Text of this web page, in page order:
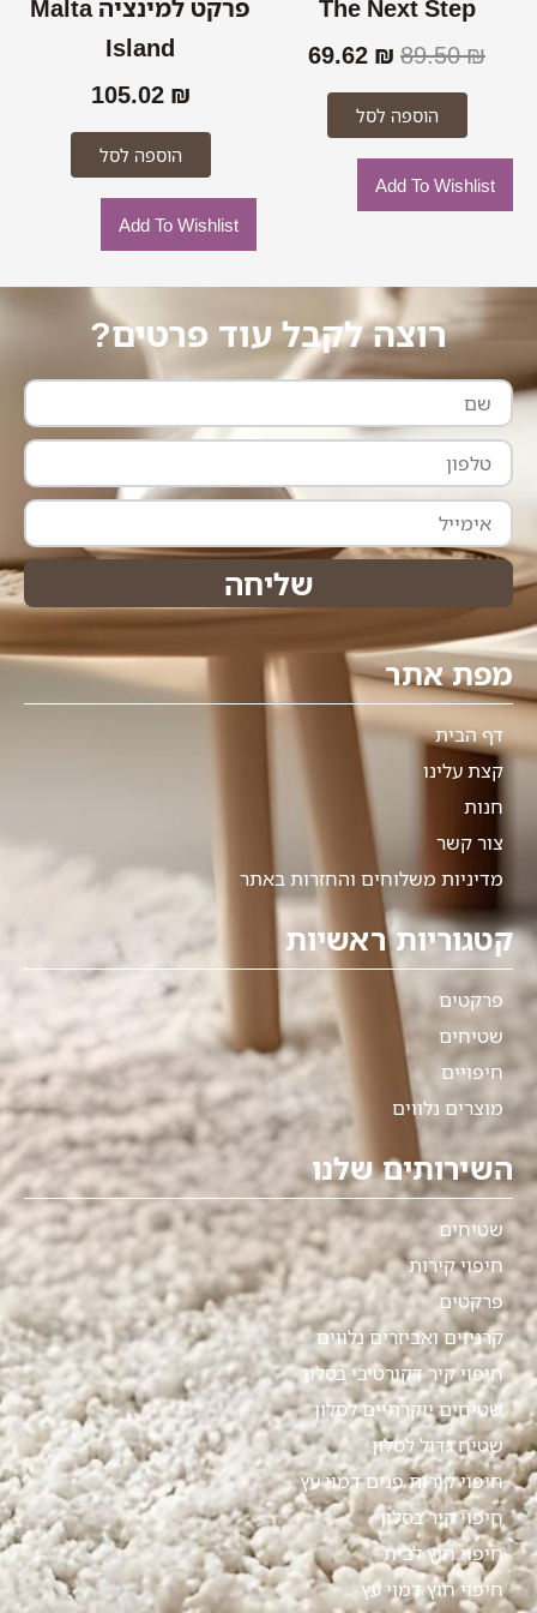
The Next Step
89.50₪
69.62 ₪
הוספה לסל
Add To Wishlist
פרקט למינציה Malta
Island
105.02 ₪
הוספה לסל
Add To Wishlist
רוצה לקבל עוד פרטים?
שם
טלפון
אימייל
שליחה
מפת אתר
דף הבית
קצת עלינו
חנות
צור קשר
מדיניות משלוחים והחזרות באתר
קטגוריות ראשיות
פרקטים
שטיחים
חיפויים
מוצרים נלווים
השירותים שלנו
שטיחים
חיפוי קירות
פרקטים
קרניזים ואביזרים נלווים
חיפוי קיר דקורטיבי בסלון
שטיחים יוקרתיים לסלון
שטיח גדול לסלון
חיפוי קירות פנים דמוי עץ
חיפוי קיר בסלון
חיפוי חוץ לבית
חיפוי חוץ דמוי עץ